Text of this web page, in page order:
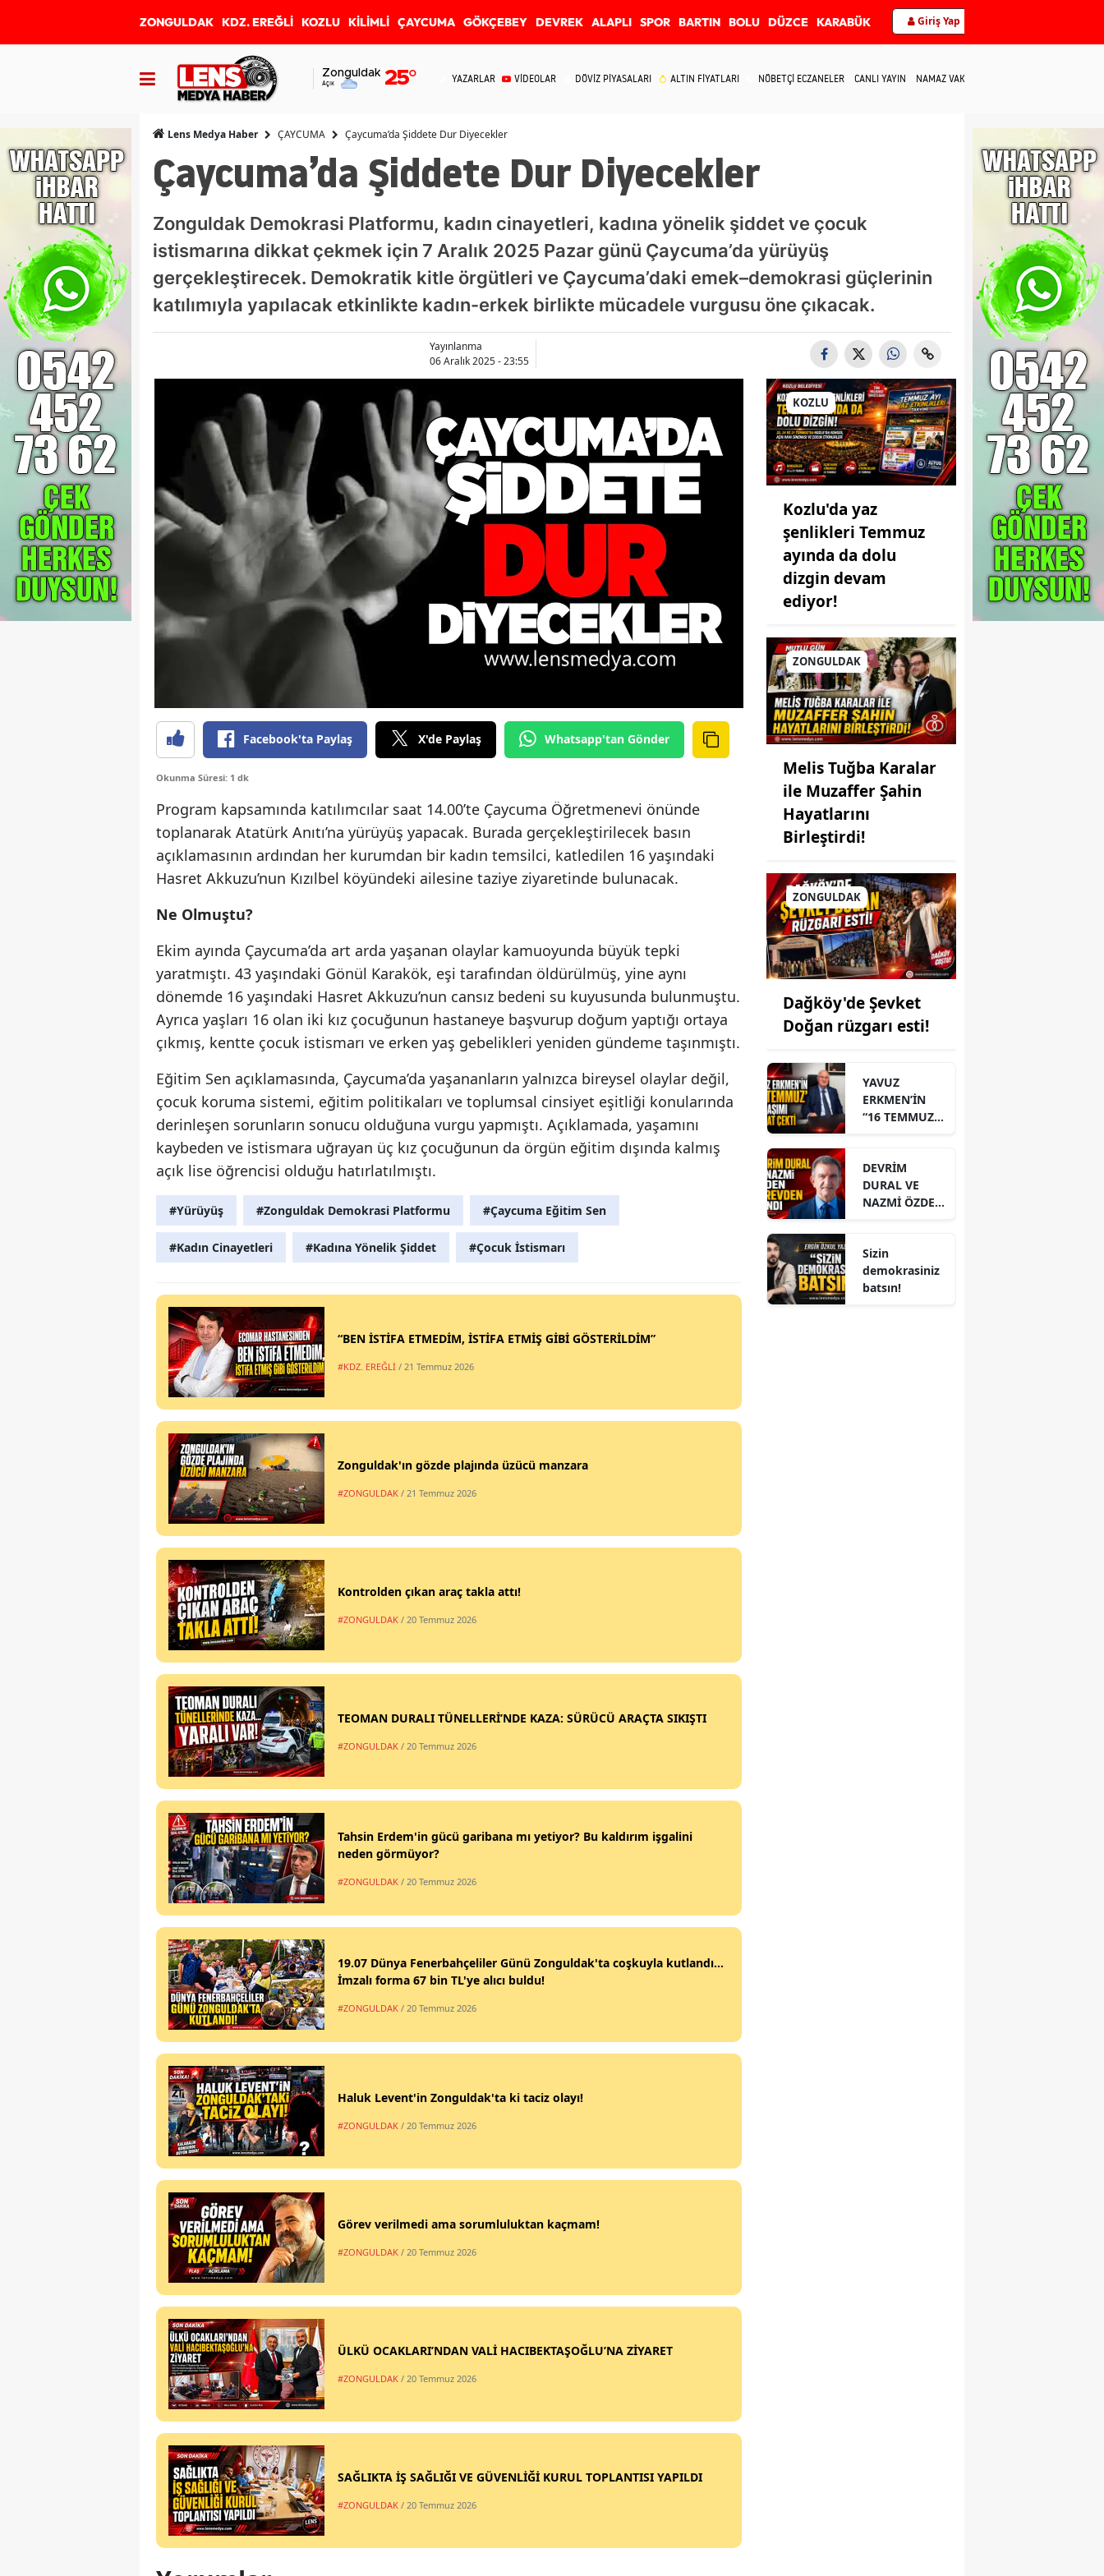
ZONGULDAK KDZ. EREĞLİ KOZLU KİLİMLİ ÇAYCUMA GÖKÇEBEY DEVREK ALAPLI SPOR BARTIN BOLU DÜZCE KARABÜK Giriş Yap
Zonguldak
Açık 25° YAZARLAR VİDEOLAR DÖVİZ PİYASALARI ALTIN FİYATLARI NÖBETÇİ ECZANELER CANLI YAYIN NAMAZ VAKİTLERİ
Lens Medya Haber ÇAYCUMA Çaycuma’da Şiddete Dur Diyecekler
Çaycuma’da Şiddete Dur Diyecekler
Zonguldak Demokrasi Platformu, kadın cinayetleri, kadına yönelik şiddet ve çocuk
istismarına dikkat çekmek için 7 Aralık 2025 Pazar günü Çaycuma’da yürüyüş
gerçekleştirecek. Demokratik kitle örgütleri ve Çaycuma’daki emek–demokrasi güçlerinin
katılımıyla yapılacak etkinlikte kadın-erkek birlikte mücadele vurgusu öne çıkacak.
Yayınlanma
06 Aralık 2025 - 23:55
Facebook'ta Paylaş X'de Paylaş Whatsapp'tan Gönder
Okunma Süresi: 1 dk
Program kapsamında katılımcılar saat 14.00’te Çaycuma Öğretmenevi önünde
toplanarak Atatürk Anıtı’na yürüyüş yapacak. Burada gerçekleştirilecek basın
açıklamasının ardından her kurumdan bir kadın temsilci, katledilen 16 yaşındaki
Hasret Akkuzu’nun Kızılbel köyündeki ailesine taziye ziyaretinde bulunacak.
Ne Olmuştu?
Ekim ayında Çaycuma’da art arda yaşanan olaylar kamuoyunda büyük tepki
yaratmıştı. 43 yaşındaki Gönül Karakök, eşi tarafından öldürülmüş, yine aynı
dönemde 16 yaşındaki Hasret Akkuzu’nun cansız bedeni su kuyusunda bulunmuştu.
Ayrıca yaşları 16 olan iki kız çocuğunun hastaneye başvurup doğum yaptığı ortaya
çıkmış, kentte çocuk istismarı ve erken yaş gebelikleri yeniden gündeme taşınmıştı.
Eğitim Sen açıklamasında, Çaycuma’da yaşananların yalnızca bireysel olaylar değil,
çocuk koruma sistemi, eğitim politikaları ve toplumsal cinsiyet eşitliği konularında
derinleşen sorunların sonucu olduğuna vurgu yapmıştı. Açıklamada, yaşamını
kaybeden ve istismara uğrayan üç kız çocuğunun da örgün eğitim dışında kalmış
açık lise öğrencisi olduğu hatırlatılmıştı.
#Yürüyüş #Zonguldak Demokrasi Platformu #Çaycuma Eğitim Sen
#Kadın Cinayetleri #Kadına Yönelik Şiddet #Çocuk İstismarı
“BEN İSTİFA ETMEDİM, İSTİFA ETMİŞ GİBİ GÖSTERİLDİM”
#KDZ. EREĞLİ / 21 Temmuz 2026
Zonguldak'ın gözde plajında üzücü manzara
#ZONGULDAK / 21 Temmuz 2026
Kontrolden çıkan araç takla attı!
#ZONGULDAK / 20 Temmuz 2026
TEOMAN DURALI TÜNELLERİ’NDE KAZA: SÜRÜCÜ ARAÇTA SIKIŞTI
#ZONGULDAK / 20 Temmuz 2026
Tahsin Erdem'in gücü garibana mı yetiyor? Bu kaldırım işgalini
neden görmüyor?
#ZONGULDAK / 20 Temmuz 2026
19.07 Dünya Fenerbahçeliler Günü Zonguldak'ta coşkuyla kutlandı...
İmzalı forma 67 bin TL'ye alıcı buldu!
#ZONGULDAK / 20 Temmuz 2026
Haluk Levent'in Zonguldak'ta ki taciz olayı!
#ZONGULDAK / 20 Temmuz 2026
Görev verilmedi ama sorumluluktan kaçmam!
#ZONGULDAK / 20 Temmuz 2026
ÜLKÜ OCAKLARI’NDAN VALİ HACIBEKTAŞOĞLU’NA ZİYARET
#ZONGULDAK / 20 Temmuz 2026
SAĞLIKTA İŞ SAĞLIĞI VE GÜVENLİĞİ KURUL TOPLANTISI YAPILDI
#ZONGULDAK / 20 Temmuz 2026
KOZLU
Kozlu'da yaz
şenlikleri Temmuz
ayında da dolu
dizgin devam
ediyor!
ZONGULDAK
Melis Tuğba Karalar
ile Muzaffer Şahin
Hayatlarını
Birleştirdi!
ZONGULDAK
Dağköy'de Şevket
Doğan rüzgarı esti!
YAVUZ
ERKMEN’İN
“16 TEMMUZ”
DEVRİM
DURAL VE
NAZMİ ÖZDEN
Sizin
demokrasiniz
batsın!